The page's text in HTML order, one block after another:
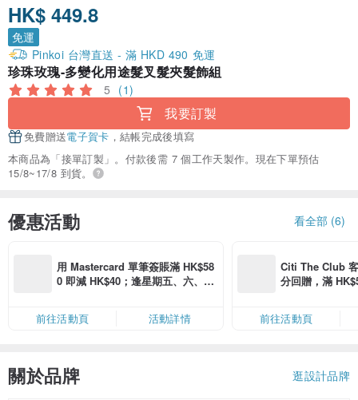
HK$ 449.8
免運
Pinkoi 台灣直送 - 滿 HKD 490 免運
珍珠玫瑰-多變化用途髮叉髮夾髮飾組
5 (1)
我要訂製
免費贈送電子賀卡 ，結帳完成後填寫
本商品為「接單訂製」。付款後需 7 個工作天製作。現在下單預估
15/8~17/8 到貨。
優惠活動 看全部 (6)
用 Mastercard 單筆簽賬滿 HK$58
0 即減 HK$40；逢星期五、六、日
卡」結帳）
前往活動頁 活動詳情
Citi The Club
分回贈，滿
前往活動頁
關於品牌 逛設計品牌